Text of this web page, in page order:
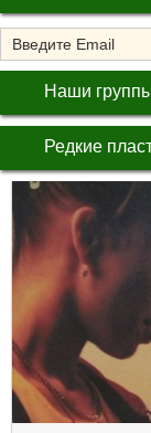
Наши
Редкие